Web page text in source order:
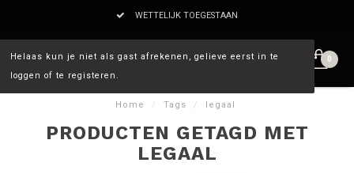
WETTELIJK TOEGESTAAN
0
Home / Tags / legaal
Helaas kun je niet als gast afrekenen, gelieve eerst in te
loggen of te registeren.
PRODUCTEN GETAGD MET
LEGAAL